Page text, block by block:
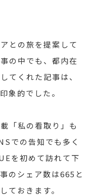
との旅を提案して
の中でも、都内在
てくれた記事は、
象的でした。
「私の看取り」も
での告知でも多く
を初めて訪れて下
のシェア数は665と
ておきます。